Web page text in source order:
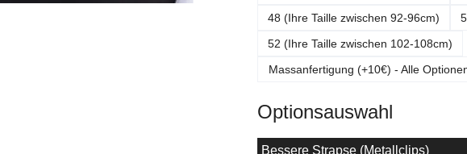
48 (Ihre Taille zwischen 92-96cm)
52 (Ihre Taille zwischen 102-108cm)
Massanfertigung (+10€) - Alle
Optionsauswahl
Bessere Strapse (Metallclips)